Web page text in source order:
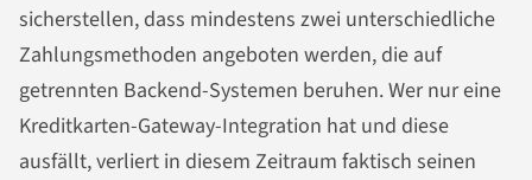
sicherstellen, dass mindestens zwei unterschiedliche
Zahlungsmethoden angeboten werden, die auf
getrennten Backend-Systemen beruhen. Wer nur eine
Kreditkarten-Gateway-Integration hat und diese
ausfällt, verliert in diesem Zeitraum faktisch seinen